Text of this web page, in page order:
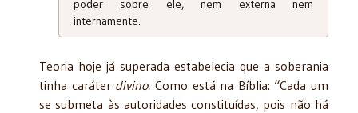
poder sobre ele, nem externa nem
internamente.
Teoria hoje já superada estabelecia que a soberania
tinha caráter divino. Como está na Bíblia: “Cada um
se submeta às autoridades constituídas, pois não há